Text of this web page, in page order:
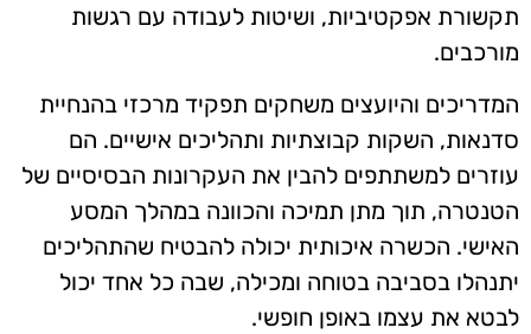
תקשורת אפקטיביות, ושיטות לעבודה עם רגשות
מורכבים.
המדריכים והיועצים משחקים תפקיד מרכזי בהנחיית
סדנאות, השקות קבוצתיות ותהליכים אישיים. הם
עוזרים למשתתפים להבין את העקרונות הבסיסיים של
הטנטרה, תוך מתן תמיכה והכוונה במהלך המסע
האישי. הכשרה איכותית יכולה להבטיח שהתהליכים
יתנהלו בסביבה בטוחה ומכילה, שבה כל אחד יכול
לבטא את עצמו באופן חופשי.